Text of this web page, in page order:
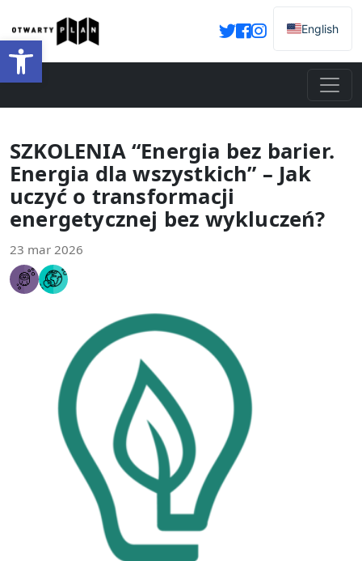
Otwórz pasek narzędzi
English
SZKOLENIA “Energia bez barier.
Energia dla wszystkich” – Jak
uczyć o transformacji
energetycznej bez wykluczeń?
23 mar 2026